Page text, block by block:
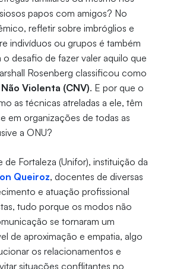
papos com amigos? No
refletir sobre imbróglios e
indivíduos ou grupos é também
o desafio de fazer valer aquilo que
Rosenberg classificou como
Violenta (CNV). E por que o
as técnicas atreladas a ele, têm
em organizações de todas as
a ONU?
de Fortaleza (Unifor), instituição da
Queiroz, docentes de diversas
e atuação profissional
tudo porque os modos não
se tornaram um
de aproximação e empatia, algo
os relacionamentos e
situações conflitantes no